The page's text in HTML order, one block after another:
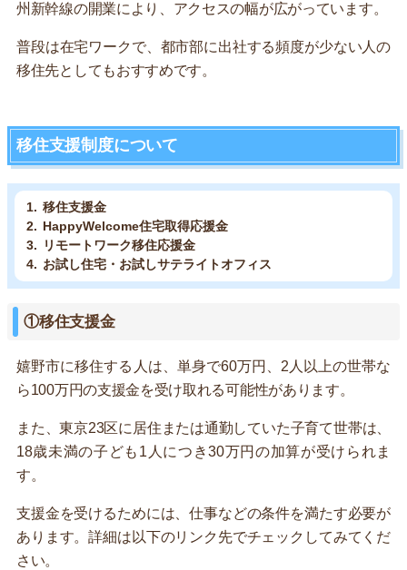
州新幹線の開業により、アクセスの幅が広がっています。
普段は在宅ワークで、都市部に出社する頻度が少ない人の
移住先としてもおすすめです。
移住支援制度について
移住支援金
HappyWelcome住宅取得応援金
リモートワーク移住応援金
お試し住宅・お試しサテライトオフィス
①移住支援金
嬉野市に移住する人は、単身で60万円、2人以上の世帯な
ら100万円の支援金を受け取れる可能性があります。
また、東京23区に居住または通勤していた子育て世帯は、
18歳未満の子ども1人につき30万円の加算が受けられま
す。
支援金を受けるためには、仕事などの条件を満たす必要が
あります。詳細は以下のリンク先でチェックしてみてくだ
さい。